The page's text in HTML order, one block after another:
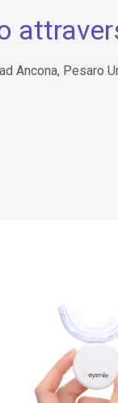
Ancona, Pesaro